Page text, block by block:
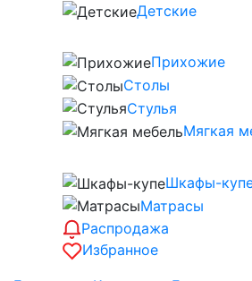
Детские
Прихожие
Столы
Стулья
Мягкая
Шкафы-
Матрасы
Распродажа
Избранное